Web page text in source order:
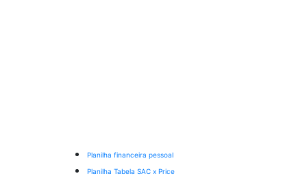
Planilha financeira pessoal
Planilha Tabela SAC x Price